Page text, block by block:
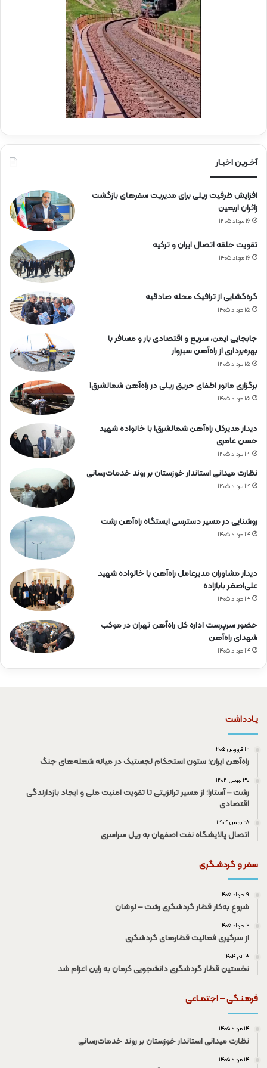
آخـرین اخبـار
افزایش ظرفیت ریلی برای مدیریت سفرهای بازگشت
زائران اربعین
۱۶ مرداد ۱۴۰۵
تقویت حلقه اتصال ایران و ترکیه
۱۶ مرداد ۱۴۰۵
گره‌گشایی از ترافیک محله صادقیه
۱۵ مرداد ۱۴۰۵
جابجایی ایمن، سریع و اقتصادی بار و مسافر با
بهره‌برداری از راه‌آهن سبزوار
۱۵ مرداد ۱۴۰۵
برگزاری مانور اطفای حریق ریلی در راه‌آهن شمالشرق۱
۱۵ مرداد ۱۴۰۵
دیدار مدیرکل راه‌آهن شمالشرق۱ با خانواده شهید
حسن عامری
۱۴ مرداد ۱۴۰۵
نظارت میدانی استاندار خوزستان بر روند خدمات‌رسانی
۱۴ مرداد ۱۴۰۵
روشنایی در مسیر دسترسی ایستگاه راه‌آهن رشت
۱۴ مرداد ۱۴۰۵
دیدار مشاوران مدیرعامل راه‌آهن با خانواده شهید
علی‌اصغر بابازاده
۱۴ مرداد ۱۴۰۵
حضور سرپرست اداره کل راه‌آهن تهران در موکب
شهدای راه‌آهن
۱۴ مرداد ۱۴۰۵
یـادداشت
۱۲ فروردین ۱۴۰۵
راه‌آهن ایران؛ ستون استحکام لجستیک در میانه شعله‌های جنگ
۳۰ بهمن ۱۴۰۴
رشت – آستارا؛ از مسیر ترانزیتی تا تقویت امنیت ملی و ایجاد بازدارندگی
اقتصادی
۲۸ بهمن ۱۴۰۴
اتصال پالایشگاه نفت اصفهان به ریل سراسری
سفر و گردشـگری
۹ خرداد ۱۴۰۵
شروع به‌کار قطار گردشگری رشت – لوشان
۲ خرداد ۱۴۰۵
از سرگیری فعالیت قطار‌های گردشگری
۱۳ آذر ۱۴۰۴
نخستین قطار گردشگری دانشجویی کرمان به راین اعزام شد
فرهنـگی – اجتمـاعی
۱۴ مرداد ۱۴۰۵
نظارت میدانی استاندار خوزستان بر روند خدمات‌رسانی
۱۴ مرداد ۱۴۰۵